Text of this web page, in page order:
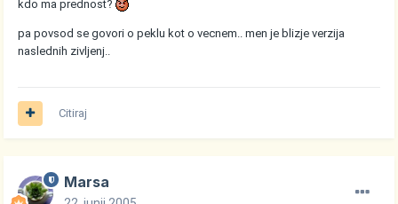
kdo ma prednost?
pa povsod se govori o peklu kot o vecnem.. men je blizje verzija
naslednih zivljenj..
Citiraj
Marsa